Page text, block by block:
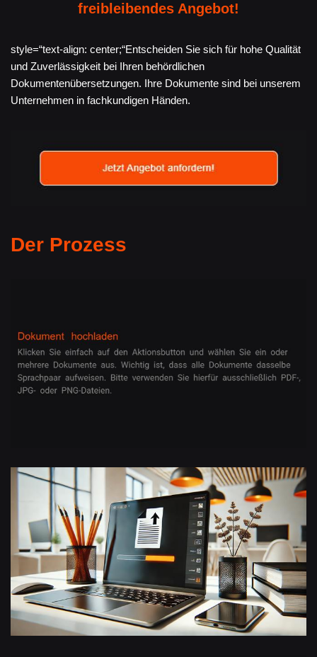
freibleibendes Angebot!
style=“text-align: center;“Entscheiden Sie sich für hohe Qualität
und Zuverlässigkeit bei Ihren behördlichen
Dokumentenübersetzungen. Ihre Dokumente sind bei unserem
Unternehmen in fachkundigen Händen.
Der Prozess